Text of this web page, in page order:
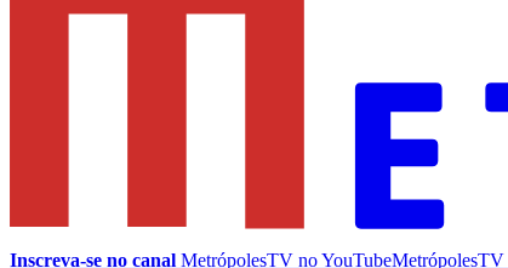
Inscreva-se no canal MetrópolesTV noYouTubeMetrópolesTV